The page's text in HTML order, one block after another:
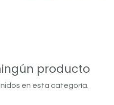
producto
en esta categoría.